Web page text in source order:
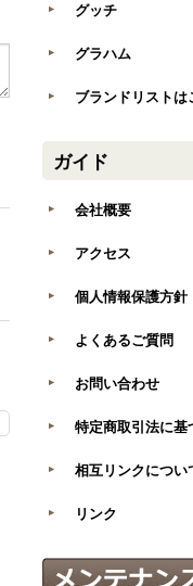
グッチ
グラハム
ブランドリストは
ガイド
会社概要
アクセス
個人情報保護方針
よくあるご質問
お問い合わせ
特定商取引法に基
相互リンクについ
リンク